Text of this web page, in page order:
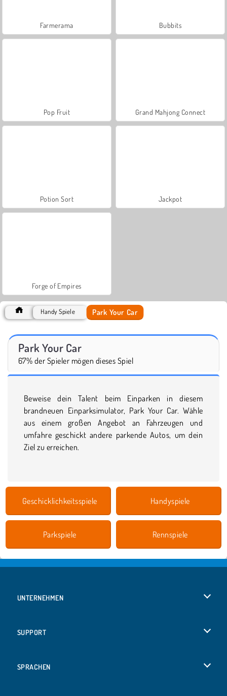
Farmerama Bubbits
Pop Fruit Grand Mahjong Connect
Potion Sort Jackpot
Forge of Empires
Handy Spiele Park Your Car
Park Your Car
67% der Spieler mögen dieses Spiel
Beweise dein Talent beim Einparken in diesem
brandneuen Einparksimulator, Park Your Car. Wähle
aus einem großen Angebot an Fahrzeugen und
umfahre geschickt andere parkende Autos, um dein
Ziel zu erreichen.
Geschicklichkeitsspiele Handyspiele
Parkspiele Rennspiele
UNTERNEHMEN
SUPPORT
SPRACHEN